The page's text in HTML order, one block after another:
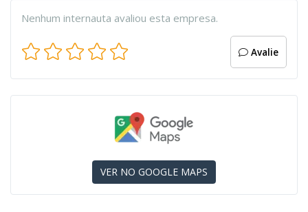
Nenhum internauta avaliou esta empresa.
Avalie
VER NO GOOGLE MAPS